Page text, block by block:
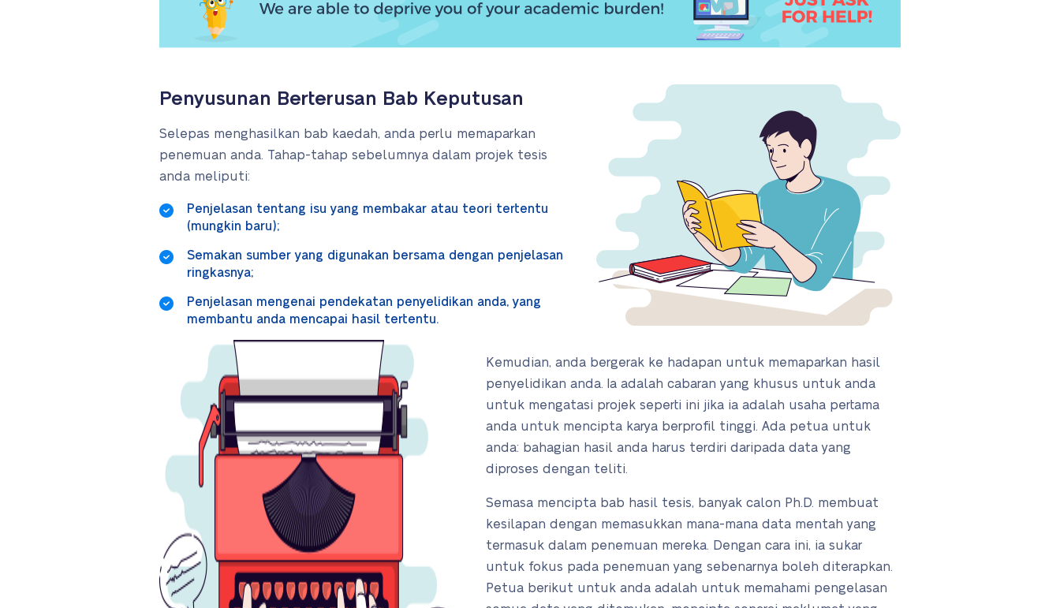
Penyusunan Berterusan Bab Keputusan
Selepas menghasilkan bab kaedah, anda perlu memaparkan
penemuan anda. Tahap-tahap sebelumnya dalam projek tesis
anda meliputi:
Penjelasan tentang isu yang membakar atau teori tertentu
(mungkin baru);
Semakan sumber yang digunakan bersama dengan penjelasan
ringkasnya;
Penjelasan mengenai pendekatan penyelidikan anda, yang
membantu anda mencapai hasil tertentu.
Kemudian, anda bergerak ke hadapan untuk memaparkan hasil
penyelidikan anda. Ia adalah cabaran yang khusus untuk anda
untuk mengatasi projek seperti ini jika ia adalah usaha pertama
anda untuk mencipta karya berprofil tinggi. Ada petua untuk
anda: bahagian hasil anda harus terdiri daripada data yang
diproses dengan teliti.
Semasa mencipta bab hasil tesis, banyak calon Ph.D. membuat
kesilapan dengan memasukkan mana-mana data mentah yang
termasuk dalam penemuan mereka. Dengan cara ini, ia sukar
untuk fokus pada penemuan yang sebenarnya boleh diterapkan.
Petua berikut untuk anda adalah untuk memahami pengelasan